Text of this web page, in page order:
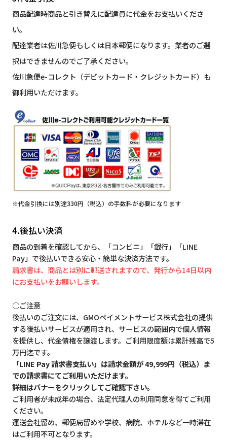
商品配達時商品と引き替えに配達員に代金をお支払いくださ
い。
配達業者は佐川急便もしくは日本郵便になります。業者のご選
択はできませんのでご了承ください。
佐川急便e-コレクト（デビットカード・クレジットカード）も
御利用いただけます。
※代金引換には別途330円（税込）の手数料が必要になります
4.後払い決済
商品の到着を確認してから、「コンビニ」「銀行」「LINE
Pay」で後払いできる安心・簡単な決済方法です。
請求書は、商品とは別に郵送されますので、発行から14日以内
にお支払いをお願いします。
○ご注意
後払いのご注文には、GMOペイメントサービス株式会社の提供
する後払いサービスが適用され、サービスの範囲内で個人情報
を提供し、代金債権を譲渡します。ご利用限度額は累計残高で5
万円迄です。
「LINE Pay 請求書支払い」は請求金額が 49,999円（税込）ま
での請求書にてご利用いただけます。
詳細はバナーをクリックしてご確認下さい。
ご利用者が未成年の場合、法定代理人の利用同意を得てご利用
ください。
運送会社留め、郵便局留めや学校、病院、ホテルなど一時滞在
はご利用不可となります。